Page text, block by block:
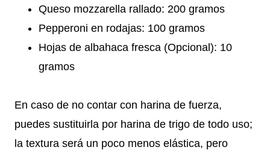
Queso mozzarella rallado: 200 gramos
Pepperoni en rodajas: 100 gramos
Hojas de albahaca fresca (Opcional): 10
gramos
En caso de no contar con harina de fuerza,
puedes sustituirla por harina de trigo de todo uso;
la textura será un poco menos elástica, pero